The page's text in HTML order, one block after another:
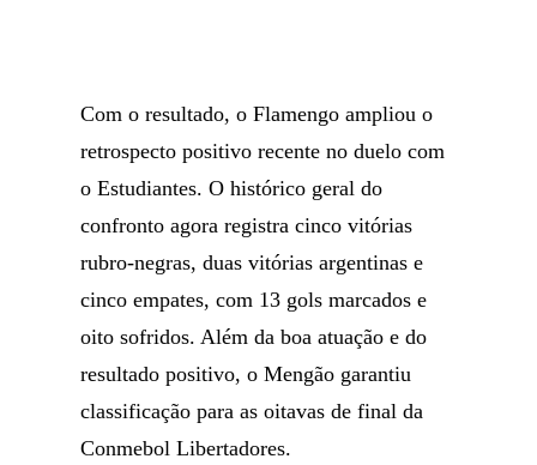
Com o resultado, o Flamengo ampliou o
retrospecto positivo recente no duelo com
o Estudiantes. O histórico geral do
confronto agora registra cinco vitórias
rubro-negras, duas vitórias argentinas e
cinco empates, com 13 gols marcados e
oito sofridos. Além da boa atuação e do
resultado positivo, o Mengão garantiu
classificação para as oitavas de final da
Conmebol Libertadores.